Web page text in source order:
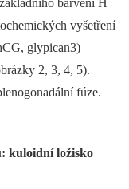
barvení H
vyšetření
glypican3)
2, 3, 4, 5).
fúze.
kuloidní ložisko